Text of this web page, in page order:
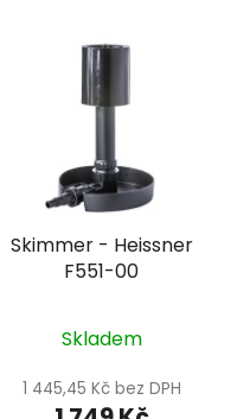
Skimmer - Heissner
F551-00
Skladem
1 445,45 Kč bez DPH